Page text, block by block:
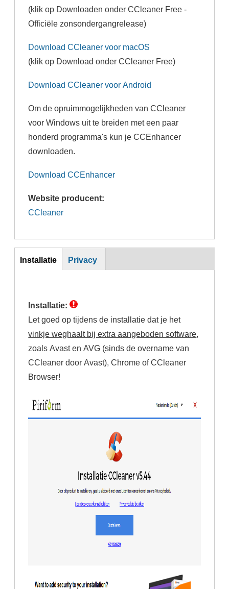
(klik op Downloaden onder CCleaner Free -
Officiële zonsondergangrelease)
Download CCleaner voor macOS
(klik op Download onder CCleaner Free)
Download CCleaner voor Android
Om de opruimmogelijkheden van CCleaner
voor Windows uit te breiden met een paar
honderd programma's kun je CCEnhancer
downloaden.
Download CCEnhancer
Website producent:
CCleaner
Inst
Installatie
Privacy
Installatie:
Let goed op tijdens de installatie dat je het
vinkje weghaalt bij extra aangeboden software
zoals Avast en AVG (sinds de overname van
CCleaner door Avast), Chrome of CCleaner
Browser!